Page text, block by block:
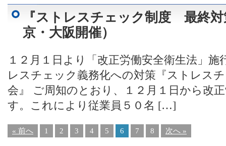
『ストレスチェック制度 最終
京・大阪開催）
１２月１日より「改正労働安全衛生法」
レスチェック義務化への対策『ストレス
会』 ご周知のとおり、１２月１日から改
す。これにより従業員５０名 […]
« 前へ 1 2 3 4 5 6 7 8 次へ »